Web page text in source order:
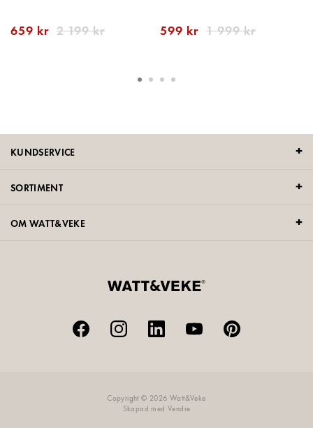
659 kr 2 199 kr 599 kr 1 999 kr
KUNDSERVICE
SORTIMENT
OM WATT&VEKE
Copyright © 2026 Watt&Veke
Skapad med Vendre